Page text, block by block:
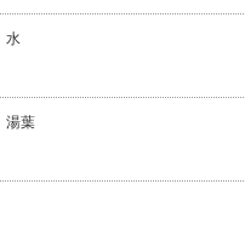
水
湯葉